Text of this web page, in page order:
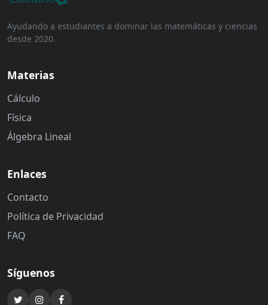
Ayudando a estudiantes a dominar las matemáticas y ciencias
desde 2020.
Materias
Cálculo
Física
Álgebra Lineal
Enlaces
Contacto
Política de Privacidad
FAQ
Síguenos